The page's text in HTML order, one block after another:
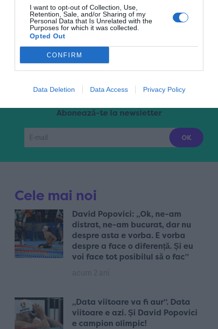
I want to opt-out of Collection, Use,
Retention, Sale, and/or Sharing of my
Personal Data that Is Unrelated with the
Purposes for which it was collected.
Opted Out
CONFIRM
Data Deletion Data Access Privacy Policy
Pagina 3 din 5 « 1 2 3
Abonează-te la newsletter
Cele mai noi
David Popovici: „Ok, ne-am
distrat, ne-am bucurat, dar nu
despre asta e vorba. E vorba
despre a face o diferență. Și eu
voi face tot posibilul să o fac”
„Data viitoare va fi aur”. Data
viitoare e azi. Și David Popovici
e campion olimpic!